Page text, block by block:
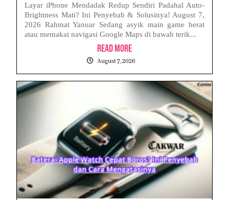
Layar iPhone Mendadak Redup Sendiri Padahal Auto-
Brightness Mati? Ini Penyebab & Solusinya! August 7,
2026 Rahmat Yanuar Sedang asyik main game berat
atau memakai navigasi Google Maps di bawah terik...
Read More
August 7, 2026